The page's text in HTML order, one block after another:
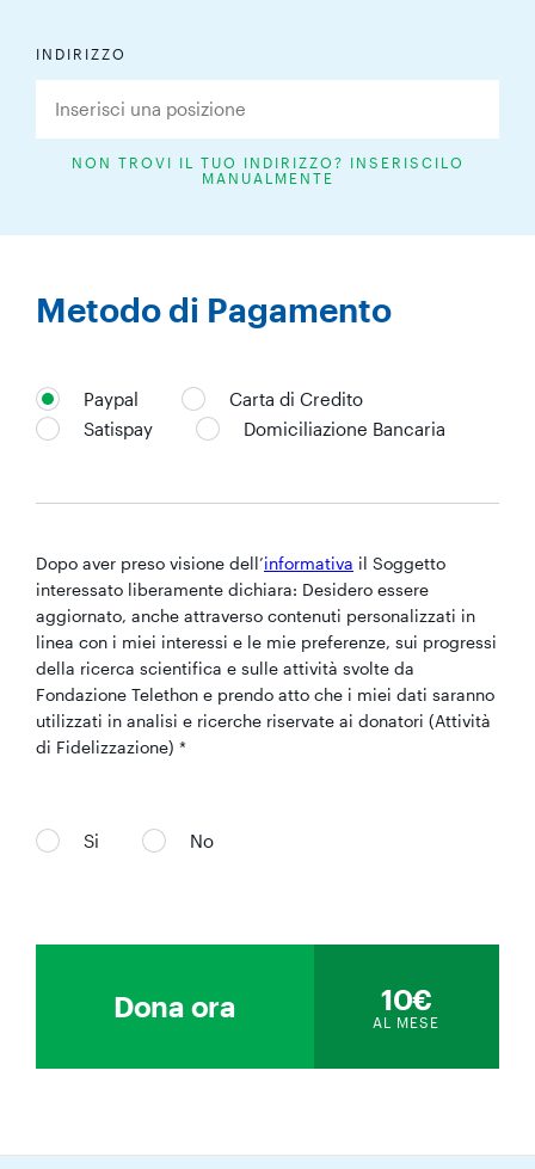
INDIRIZZO
NON TROVI IL TUO INDIRIZZO? INSERISCILO
MANUALMENTE
Metodo di Pagamento
Paypal
Carta di Credito
Satispay
Domiciliazione Bancaria
Dopo aver preso visione dell’informativa il Soggetto
interessato liberamente dichiara: Desidero essere
aggiornato, anche attraverso contenuti personalizzati in
linea con i miei interessi e le mie preferenze, sui progressi
della ricerca scientifica e sulle attività svolte da
Fondazione Telethon e prendo atto che i miei dati saranno
utilizzati in analisi e ricerche riservate ai donatori (Attività
di Fidelizzazione) *
Si No
Dona ora 10€
AL MESE